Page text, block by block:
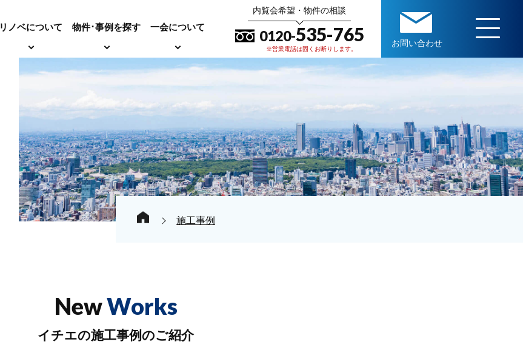
リノベについて 物件･事例を探す 一会について
内覧会希望・物件の相談
0120-535-765
※営業電話は固くお断りします。
お問い合わせ
施工事例
NewWorks
イチエの施工事例のご紹介